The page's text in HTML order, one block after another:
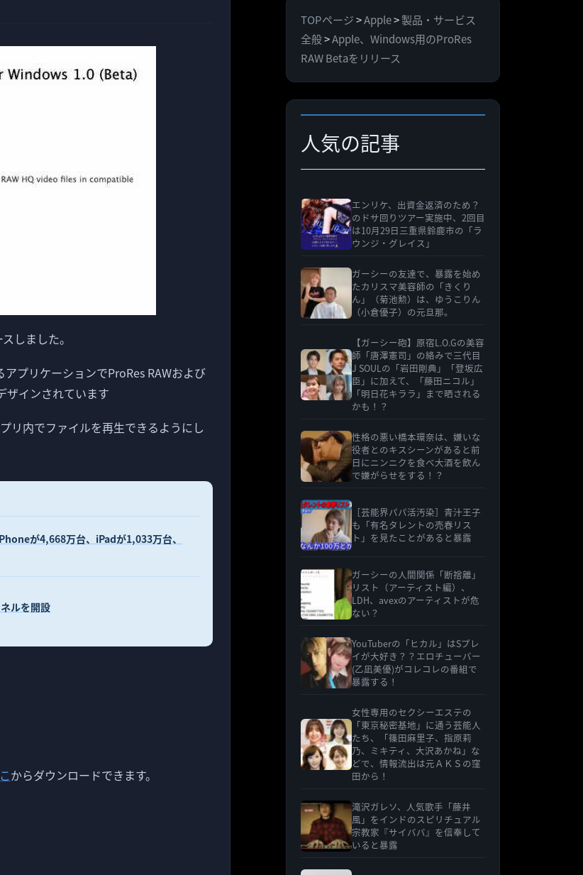
しました。
プリケーションでProRes RAWおよび
ザインされています
リ内でファイルを再生できるようにし
が4,668万台、iPadが1,033万台、
ルを開設
からダウンロードできます。
カ
テ
ゴ
リ
ー
TOPページ>Apple>製品・サービス
全般>Apple、Windows用のProRes
RAW Betaをリリース
人気の記事
エンリケ、出資金返済のため？
のドサ回りツアー実施中、2回目
は10月29日三重県鈴鹿市の「ラ
ウンジ・グレイス」
ガーシーの友達で、暴露を始め
たカリスマ美容師の「きくり
ん」（菊池勲）は、ゆうこりん
（小倉優子）の元旦那。
【ガーシー砲】原宿L.O.Gの美容
師「唐澤憲司」の絡みで三代目
J SOULの「岩田剛典」「登坂広
臣」に加えて、「藤田ニコル」
「明日花キララ」まで晒される
かも！？
性格の悪い橋本環奈は、嫌いな
役者とのキスシーンがあると前
日にニンニクを食べ大酒を飲ん
で嫌がらせをする！？
［芸能界パパ活汚染］青汁王子
も「有名タレントの売春リス
ト」を見たことがあると暴露
ガーシーの人間関係「断捨離」
リスト（アーティスト編）、
LDH、avexのアーティストが危
ない？
YouTuberの「ヒカル」はSプレ
イが大好き？？エロチューバー
(乙凪美優)がコレコレの番組で
暴露する！
女性専用のセクシーエステの
「東京秘密基地」に通う芸能人
たち、「篠田麻里子、指原莉
乃、ミキティ、大沢あかね」な
どで、情報流出は元ＡＫＳの窪
田から！
滝沢ガレソ、人気歌手「藤井
風」をインドのスピリチュアル
宗教家『サイババ』を信奉して
いると暴露